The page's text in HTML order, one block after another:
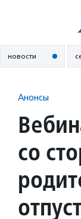
новости
Анонсы
со